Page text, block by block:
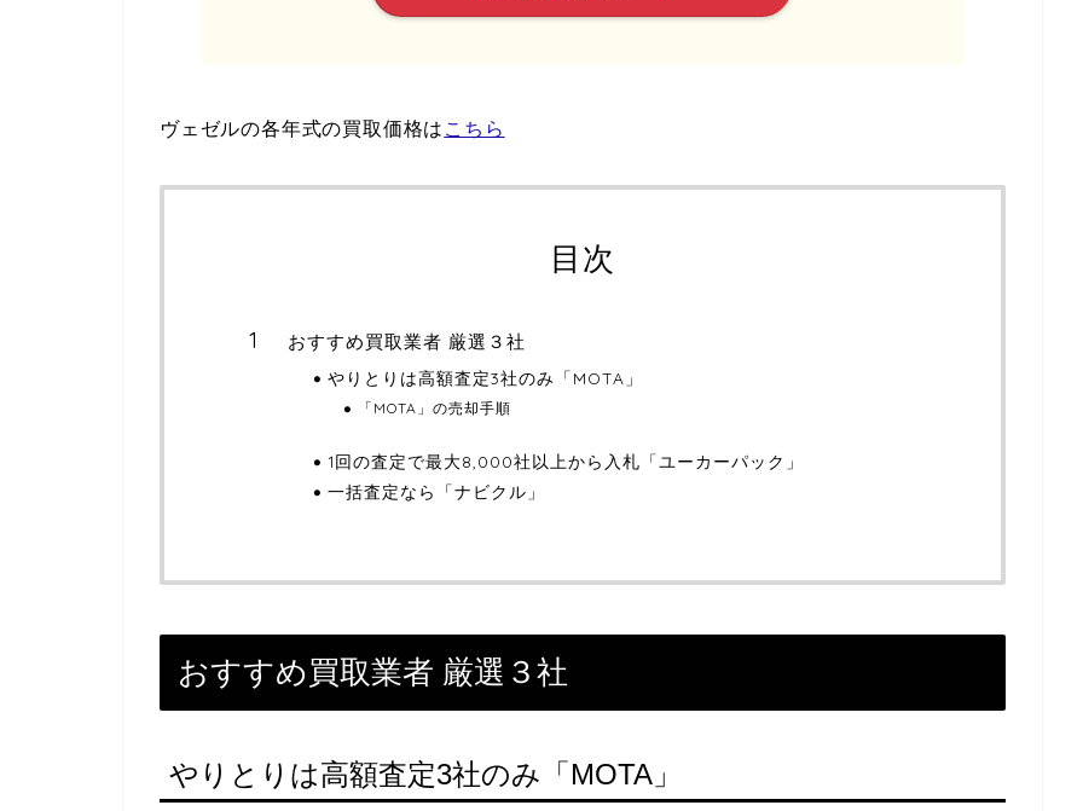
ヴェゼルの各年式の買取価格は こちら
目次
おすすめ買取業者 厳選３社
やりとりは高額査定3社のみ「MOTA」
「MOTA」の売却手順
1回の査定で最大8,000社以上から入札「ユーカーパック」
一括査定なら「ナビクル」
おすすめ買取業者 厳選３社
やりとりは高額査定3社のみ「MOTA」